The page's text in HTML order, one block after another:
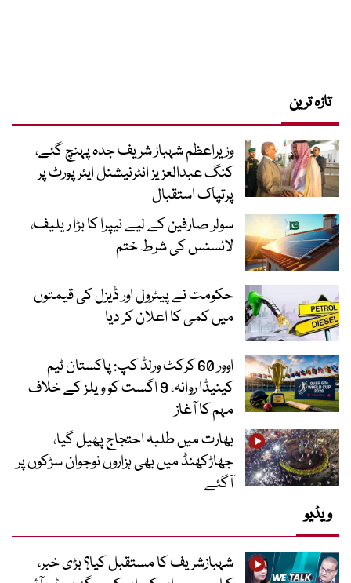
تازہ ترین
وزیراعظم شہباز شریف جدہ پہنچ گئے،
کنگ عبدالعزیز انٹرنیشنل ایئر پورٹ پر
پرتپاک استقبال
سولر صارفین کے لیے نیپرا کا بڑا ریلیف،
لائسنس کی شرط ختم
حکومت نے پیٹرول اور ڈیزل کی قیمتوں
میں کمی کا اعلان کر دیا
اوور 60 کرکٹ ورلڈ کپ: پاکستان ٹیم
کینیڈا روانہ، 9 اگست کو ویلز کے خلاف
مہم کا آغاز
بھارت میں طلبہ احتجاج پھیل گیا،
جھاڑکھنڈ میں بھی ہزاروں نوجوان سڑکوں پر
آگئے
ویڈیو
شہبازشریف کا مستقبل کیا؟ بڑی خبر،